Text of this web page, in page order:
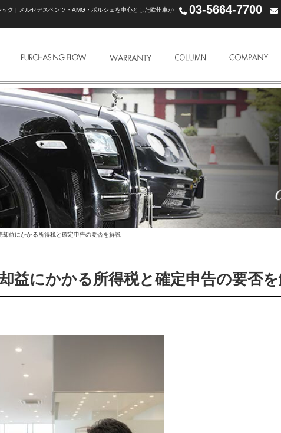
ク | メルセデスベンツ・AMG・ポルシェを中心とした欧州車か
03-5664-7700
STOCK LIST PURCHASE FLOW WARRANTY COLUMN
益にかかる所得税と確定申告の要否を解説
益にかかる所得税と確定申告の要否